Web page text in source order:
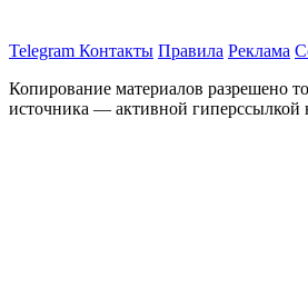
Telegram Контакты Правила Реклама
Копирование материалов разрешено
источника — активной гиперссылкой